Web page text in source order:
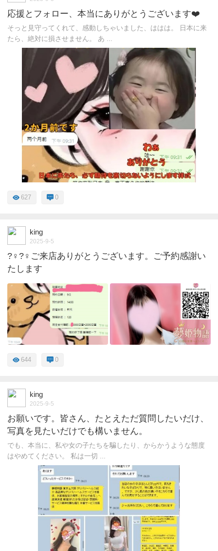
応援とフォロー、本当にありがとうございます❤️
そっと見守ってくれて、感動しちゃいました、ははは。 日本に来
たら、絶対に損させません。 あ ...
627 0
king
2025-9-5
?‍♀️?‍♀️ご来店ありがとうございます。ご予約感謝い
たします
644 0
king
2025-9-5
お願いです。皆さん、たとえただ質問したいだけ、
写真を見たいだけでも構いません。
でも、本当に、私や女の子たちを騙したり、からかうような態度
はやめてください。 私は一切 ...